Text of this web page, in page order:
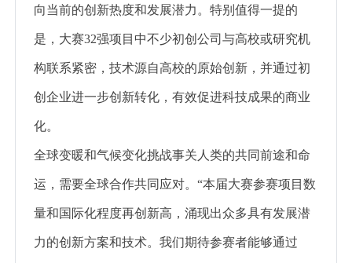
向当前的创新热度和发展潜力。特别值得一提的
是，大赛32强项目中不少初创公司与高校或研究机
构联系紧密，技术源自高校的原始创新，并通过初
创企业进一步创新转化，有效促进科技成果的商业
化。
全球变暖和气候变化挑战事关人类的共同前途和命
运，需要全球合作共同应对。“本届大赛参赛项目数
量和国际化程度再创新高，涌现出众多具有发展潜
力的创新方案和技术。我们期待参赛者能够通过